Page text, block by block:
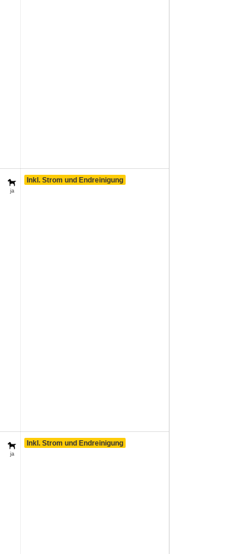
ja
Inkl. Strom und Endreinigung
ja
Inkl. Strom und Endreinigung